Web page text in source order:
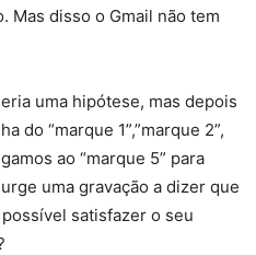
Mas disso o Gmail não tem
uma hipótese, mas depois
do “marque 1”,”marque 2”,
ao “marque 5” para
uma gravação a dizer que
satisfazer o seu